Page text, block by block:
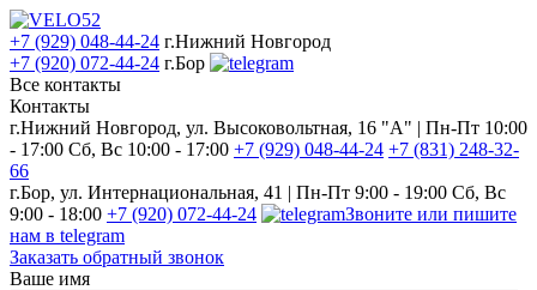
+7 (929) 048-44-24 г.Нижний Новгород
+7 (920) 072-44-24 г.Бор
Все контакты
Контакты
г.Нижний Новгород, ул. Высоковольтная, 16 "А" | Пн-Пт 10:00
- 17:00 Сб, Вс 10:00 - 17:00 +7 (929) 048-44-24 +7 (831) 248-32-
66
г.Бор, ул. Интернациональная, 41 | Пн-Пт 9:00 - 19:00 Сб, Вс
9:00 - 18:00 +7 (920) 072-44-24
Звоните или пишите
нам в telegram
Заказать обратный звонок
Ваше имя